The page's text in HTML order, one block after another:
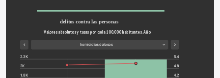
delitos contra las personas
Valores absolutos y tasas por cada 100.000 habitantes. Año
homicidios dolosos
1.8K
2K
2.3K
4.2
4.8
5.4